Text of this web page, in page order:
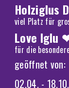
Holziglus
viel Platz für
Love Iglu
für die
geöffnet von:
02.04. -